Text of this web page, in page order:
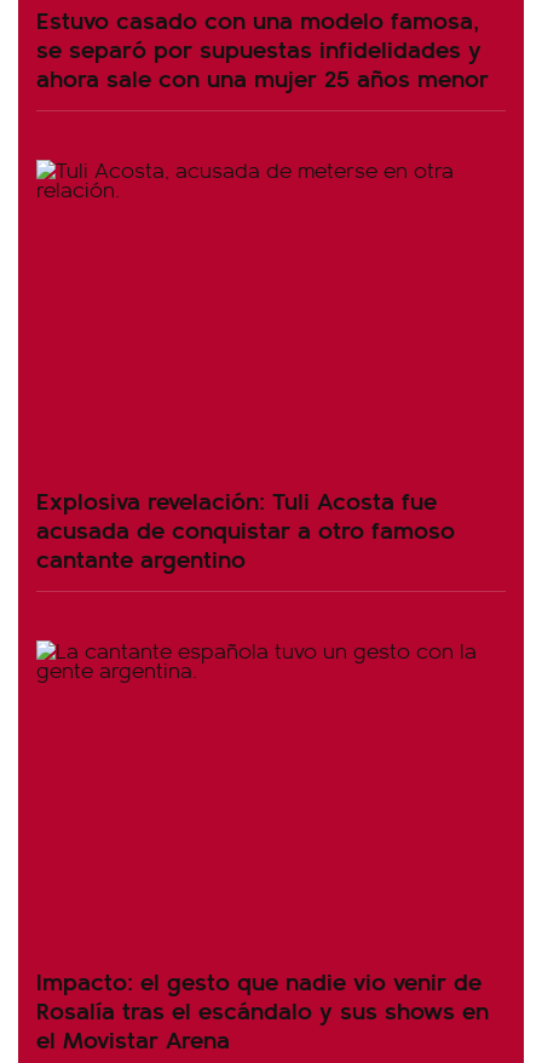
Estuvo casado con una modelo famosa,
se separó por supuestas infidelidades y
ahora sale con una mujer 25 años menor
Explosiva revelación: Tuli Acosta fue
acusada de conquistar a otro famoso
cantante argentino
Impacto: el gesto que nadie vio venir de
Rosalía tras el escándalo y sus shows en
el Movistar Arena